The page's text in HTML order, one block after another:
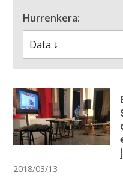
Hurrenkera:
2018/03/13